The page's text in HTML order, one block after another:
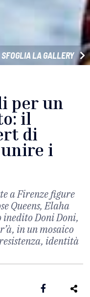
SFOGLIA LA GALLERY
per un
il
di
i
a Firenze figure
Queens, Elaha
Doni Doni,
in un mosaico
identità